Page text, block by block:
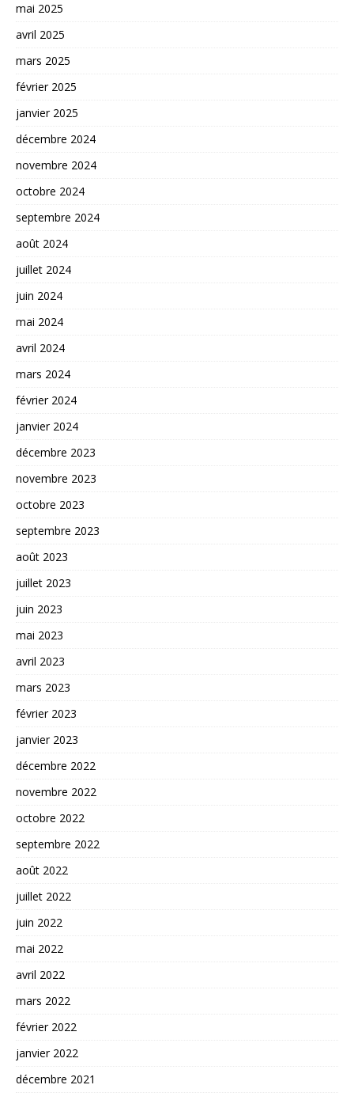
mai 2025
avril 2025
mars 2025
février 2025
janvier 2025
décembre 2024
novembre 2024
octobre 2024
septembre 2024
août 2024
juillet 2024
juin 2024
mai 2024
avril 2024
mars 2024
février 2024
janvier 2024
décembre 2023
novembre 2023
octobre 2023
septembre 2023
août 2023
juillet 2023
juin 2023
mai 2023
avril 2023
mars 2023
février 2023
janvier 2023
décembre 2022
novembre 2022
octobre 2022
septembre 2022
août 2022
juillet 2022
juin 2022
mai 2022
avril 2022
mars 2022
février 2022
janvier 2022
décembre 2021